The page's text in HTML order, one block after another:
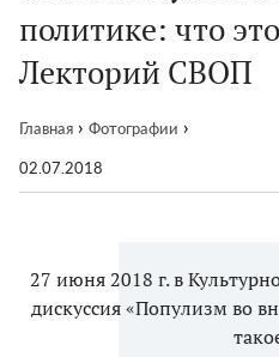
политике: что
Лекторий СВОП
Главная › Фотографии ›
02.07.2018
27 июня 2018 г. в
дискуссия «Популизм во